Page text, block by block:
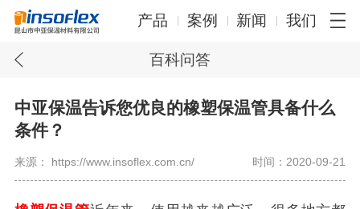
产品 案例 新闻 我们
百科问答
中亚保温告诉您优良的橡塑保温管具备什么
条件？
来源： https://www.insoflex.com.cn/ 时间：2020-09-21